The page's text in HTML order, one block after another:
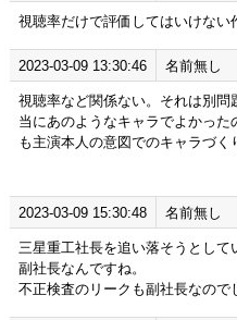
視聴率だけで評価してはいけない
2023-03-09 13:30:46 名前無し
視聴率など関係ない。それは別
当にあのようなキャラでよかっ
も主演本人の意図でのキャラづく
2023-03-09 15:30:48 名前無し
三星重工社長を追い落そうとして
副社長なんですね。
不正検査のリークも副社長なので